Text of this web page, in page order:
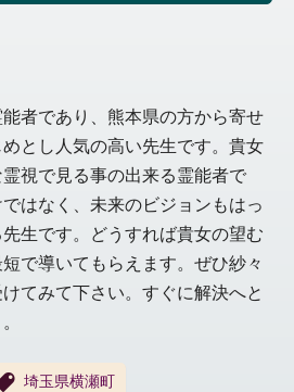
者であり、熊本県の方から寄せ
とし人気の高い先生です。貴女
視で見る事の出来る霊能者で
はなく、未来のビジョンもはっ
生です。どうすれば貴女の望む
で導いてもらえます。ぜひ紗々
てみて下さい。すぐに解決へと
埼玉県横瀬町